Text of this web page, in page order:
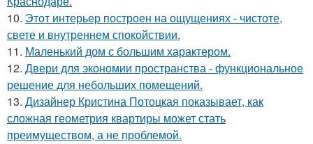
10. Этот интерьер построен на ощущениях - чистоте,
свете и внутреннем спокойствии.
11. Маленький дом с большим характером.
12. Двери для экономии пространства - функциональное
решение для небольших помещений.
13. Дизайнер Кристина Потоцкая показывает, как
сложная геометрия квартиры может стать
преимуществом, а не проблемой.